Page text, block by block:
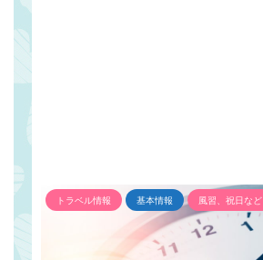
トラベル情報 基本情報 風習、祝日など